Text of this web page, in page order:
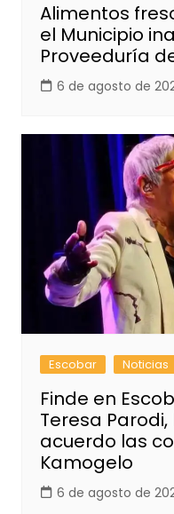
Alimentos
el Municipio
Proveeduría
6 de agosto de
Escobar Noticias
Finde en
Teresa
acuerdo las
Kamogelo
6 de agosto de